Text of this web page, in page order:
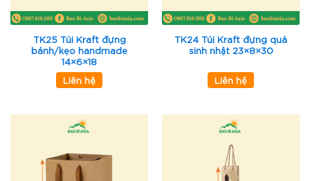
TK25 Túi Kraft đựng
bánh/kẹo handmade
14×6×18
Liên hệ
TK24 Túi Kraft đựng quà
sinh nhật 23×8×30
Liên hệ